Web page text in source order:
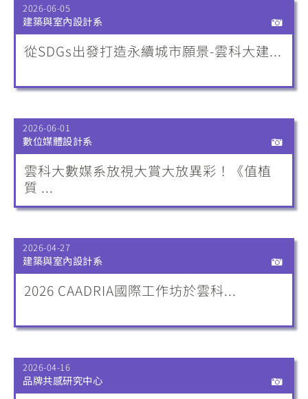
2026-06-05
建築與室內設計系
從SDGs出發打造永續城市願景-雲科大建...
2026-06-01
數位媒體設計系
雲科大數媒系放視大賞大放異彩！《值植
質 ...
2026-04-27
建築與室內設計系
2026 CAADRIA國際工作坊於雲科...
2026-04-16
品牌共感研究中心